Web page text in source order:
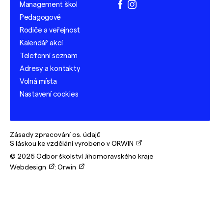
Management škol
Pedagogové
Rodiče a veřejnost
Kalendář akcí
Telefonní seznam
Adresy a kontakty
Volná místa
Nastavení cookies
facebook
instagram
Zásady zpracování os. údajů
S láskou ke vzdělání vyrobeno v ORWIN
© 2026 Odbor školství Jihomoravského kraje
Webdesign
: Orwin